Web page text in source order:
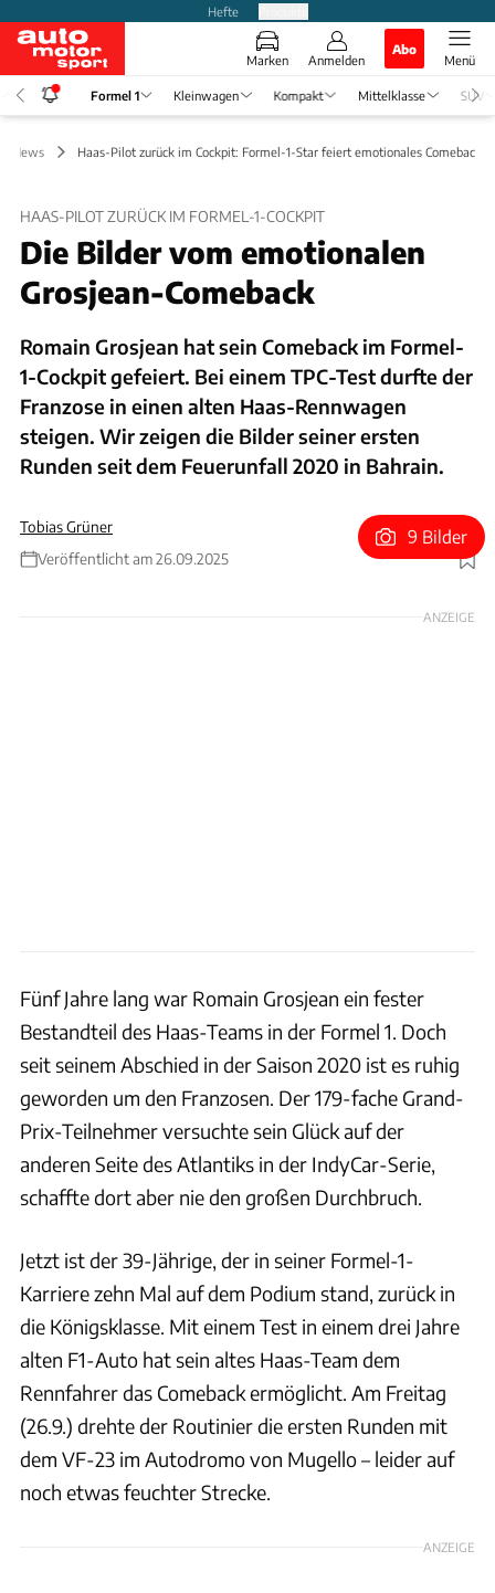
Hefte
Marken Anmelden
Abo
Menü
Formel 1 Kleinwagen Kompakt Mittelklasse SUV
1 News Haas-Pilot zurück im Cockpit: Formel-1-Star feiert emotionales Comeback
HAAS-PILOT ZURÜCK IM FORMEL-1-COCKPIT
Die Bilder vom emotionalen
Grosjean-Comeback
Romain Grosjean hat sein Comeback im Formel-
1-Cockpit gefeiert. Bei einem TPC-Test durfte der
Franzose in einen alten Haas-Rennwagen
steigen. Wir zeigen die Bilder seiner ersten
Runden seit dem Feuerunfall 2020 in Bahrain.
Tobias Grüner
Veröffentlicht am 26.09.2025
Foto: Haas
9 Bilder
ANZEIGE
Fünf Jahre lang war Romain Grosjean ein fester
Bestandteil des Haas-Teams in der Formel 1. Doch
seit seinem Abschied in der Saison 2020 ist es ruhig
geworden um den Franzosen. Der 179-fache Grand-
Prix-Teilnehmer versuchte sein Glück auf der
anderen Seite des Atlantiks in der IndyCar-Serie,
schaffte dort aber nie den großen Durchbruch.
Jetzt ist der 39-Jährige, der in seiner Formel-1-
Karriere zehn Mal auf dem Podium stand, zurück in
die Königsklasse. Mit einem Test in einem drei Jahre
alten F1-Auto hat sein altes Haas-Team dem
Rennfahrer das Comeback ermöglicht. Am Freitag
(26.9.) drehte der Routinier die ersten Runden mit
dem VF-23 im Autodromo von Mugello – leider auf
noch etwas feuchter Strecke.
ANZEIGE